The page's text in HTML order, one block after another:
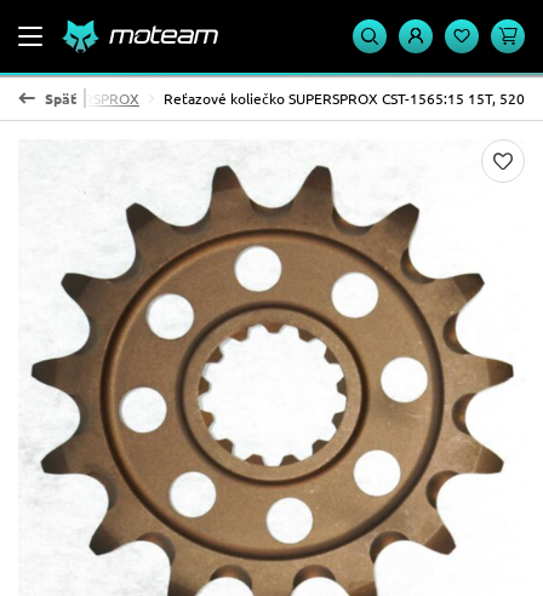
Späť
SUPERSPROX Reťazové koliečko SUPERSPROX CST-1565:15 15T, 520